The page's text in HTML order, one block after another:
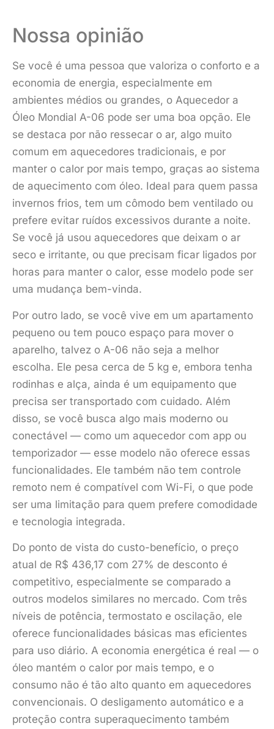
Nossa opinião
Se você é uma pessoa que valoriza o conforto e a
economia de energia, especialmente em
ambientes médios ou grandes, o Aquecedor a
Óleo Mondial A-06 pode ser uma boa opção. Ele
se destaca por não ressecar o ar, algo muito
comum em aquecedores tradicionais, e por
manter o calor por mais tempo, graças ao sistema
de aquecimento com óleo. Ideal para quem passa
invernos frios, tem um cômodo bem ventilado ou
prefere evitar ruídos excessivos durante a noite.
Se você já usou aquecedores que deixam o ar
seco e irritante, ou que precisam ficar ligados por
horas para manter o calor, esse modelo pode ser
uma mudança bem-vinda.
Por outro lado, se você vive em um apartamento
pequeno ou tem pouco espaço para mover o
aparelho, talvez o A-06 não seja a melhor
escolha. Ele pesa cerca de 5 kg e, embora tenha
rodinhas e alça, ainda é um equipamento que
precisa ser transportado com cuidado. Além
disso, se você busca algo mais moderno ou
conectável — como um aquecedor com app ou
temporizador — esse modelo não oferece essas
funcionalidades. Ele também não tem controle
remoto nem é compatível com Wi-Fi, o que pode
ser uma limitação para quem prefere comodidade
e tecnologia integrada.
Do ponto de vista do custo-benefício, o preço
atual de R$ 436,17 com 27% de desconto é
competitivo, especialmente se comparado a
outros modelos similares no mercado. Com três
níveis de potência, termostato e oscilação, ele
oferece funcionalidades básicas mas eficientes
para uso diário. A economia energética é real — o
óleo mantém o calor por mais tempo, e o
consumo não é tão alto quanto em aquecedores
convencionais. O desligamento automático e a
proteção contra superaquecimento também